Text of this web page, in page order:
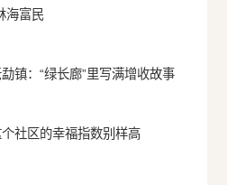
海富民
镇：“绿长廊”里写满增收故事
社区的幸福指数别样高